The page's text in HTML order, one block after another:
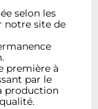
selon les
notre site de
première à
par le
production